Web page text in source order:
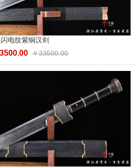
电纹紫铜汉剑
￥33500.00